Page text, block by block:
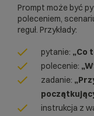
Prompt może być
poleceniem,
reguł. Przykłady:
pytanie: „Co
polecenie:
zadanie:
instrukcja z